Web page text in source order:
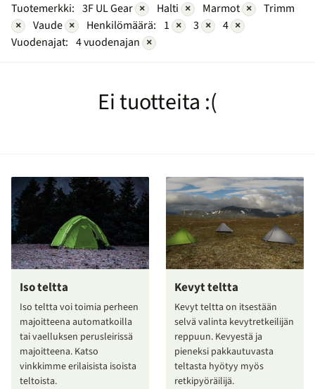
Tuotemerkki: 3F UL Gear × Halti × Marmot ×
Trimm
×
Vaude × Henkilömäärä: 1 × 3 × 4 ×
Vuodenajat: 4 vuodenajan ×
Ei tuotteita :(
Iso teltta
Iso teltta voi toimia perheen
majoitteena automatkoilla
tai vaelluksen perusleirissä
majoitteena. Katso
vinkkimme erilaisista isoista
teltoista.
Kevyt teltta
Kevyt teltta on itsestään
selvä valinta kevytretkeilijän
reppuun. Kevyestä ja
pieneksi pakkautuvasta
teltasta hyötyy myös
retkipyöräilijä.